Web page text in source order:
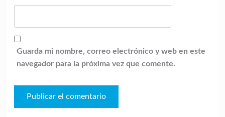
Guarda mi nombre, correo electrónico y web en este
navegador para la próxima vez que comente.